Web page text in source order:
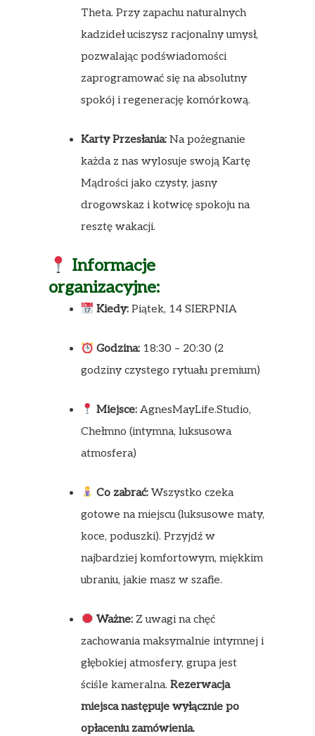
Theta. Przy zapachu naturalnych
kadzideł uciszysz racjonalny umysł,
pozwalając podświadomości
zaprogramować się na absolutny
spokój i regenerację komórkową.
Karty Przesłania: Na pożegnanie
każda z nas wylosuje swoją Kartę
Mądrości jako czysty, jasny
drogowskaz i kotwicę spokoju na
resztę wakacji.
Informacje
organizacyjne:
Kiedy: Piątek, 14 SIERPNIA
Godzina: 18:30 – 20:30 (2
godziny czystego rytuału premium)
Miejsce: AgnesMayLife.Studio,
Chełmno (intymna, luksusowa
atmosfera)
Co zabrać: Wszystko czeka
gotowe na miejscu (luksusowe maty,
koce, poduszki). Przyjdź w
najbardziej komfortowym, miękkim
ubraniu, jakie masz w szafie.
Ważne: Z uwagi na chęć
zachowania maksymalnie intymnej i
głębokiej atmosfery, grupa jest
ściśle kameralna.Rezerwacja
miejsca następuje wyłącznie po
opłaceniu zamówienia.